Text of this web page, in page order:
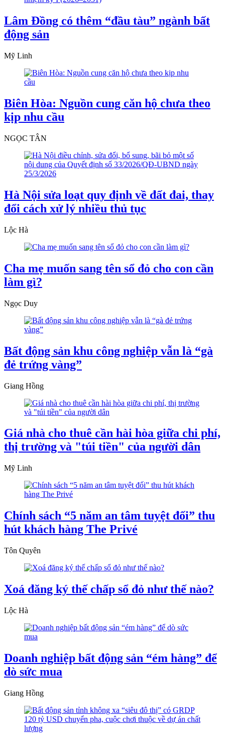
Lâm Đồng có thêm “đầu tàu” ngành bất
động sản
Mỹ Linh
Biên Hòa: Nguồn cung căn hộ chưa theo
kịp nhu cầu
NGỌC TÂN
Hà Nội sửa loạt quy định về đất đai, thay
đổi cách xử lý nhiều thủ tục
Lộc Hà
Cha mẹ muốn sang tên sổ đỏ cho con cần
làm gì?
Ngọc Duy
Bất động sản khu công nghiệp vẫn là “gà
đẻ trứng vàng”
Giang Hồng
Giá nhà cho thuê cần hài hòa giữa chi phí,
thị trường và "túi tiền" của người dân
Mỹ Linh
Chính sách “5 năm an tâm tuyệt đối” thu
hút khách hàng The Privé
Tôn Quyên
Xoá đăng ký thế chấp sổ đỏ như thế nào?
Lộc Hà
Doanh nghiệp bất động sản “ém hàng” để
dò sức mua
Giang Hồng